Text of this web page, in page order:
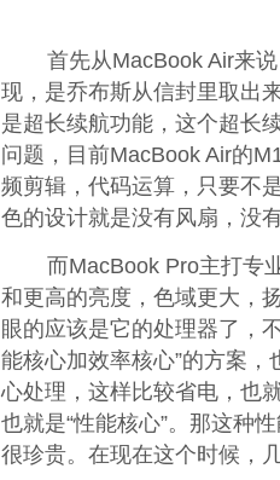
首先从MacBook Air来
现，是乔布斯从信封里取出
是超长续航功能，这个超长
问题，目前MacBook Air的
频剪辑，代码运算，只要不
色的设计就是没有风扇，没
而MacBook Pro主打专
和更高的亮度，色域更大，
眼的应该是它的处理器了，
能核心加效率核心”的方案
心处理，这样比较省电，也
也就是“性能核心”。那这种
很珍贵。在现在这个时候，